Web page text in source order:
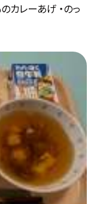
のカレーあげ ・のっ